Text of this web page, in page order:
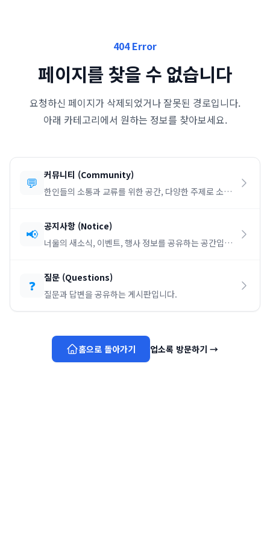
404 Error
페이지를 찾을 수 없습니다
요청하신 페이지가 삭제되었거나 잘못된 경로입니다.
아래 카테고리에서 원하는 정보를 찾아보세요.
💬 커뮤니티 (Community)
한인들의 소통과 교류를 위한 공간, 다양한 주제로 소통
📢 공지사항 (Notice)
너울의 새소식, 이벤트, 행사 정보를 공유하는 공간입니
❓ 질문 (Questions)
질문과 답변을 공유하는 게시판입니다.
홈으로 돌아가기 업소록 방문하기 →